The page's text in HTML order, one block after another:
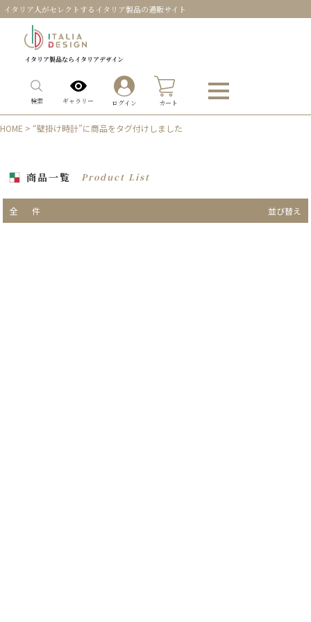
イタリア人がセレクトするイタリア製品の通販サイト
イタリア製品ならイタリアデザイン
検索 ギャラリー ログイン カート
HOME > “壁掛け時計”に商品をタグ付けしました
商品一覧 Product List
全 件 並び替え